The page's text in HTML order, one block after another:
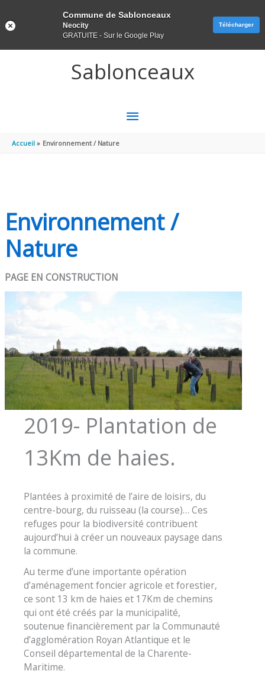
Sablonceaux
MENU
Accueil Environnement / Nature
Environnement /
Nature
PAGE EN CONSTRUCTION
2019- Plantation de
13Km de haies.
Plantées à proximité de l’aire de loisirs, du
centre-bourg, du ruisseau (la course)… Ces
refuges pour la biodiversité contribuent
aujourd’hui à créer un nouveaux paysage dans
la commune.
Au terme d’une importante opération
d’aménagement foncier agricole et forestier,
ce sont 13 km de haies et 17Km de chemins
qui ont été créés par la municipalité,
soutenue financièrement par la Communauté
d’agglomération Royan Atlantique et le
Conseil départemental de la Charente-
Maritime.
Commune de Sablonceaux
Neocity
GRATUITE - Sur le Google Play
Télécharger